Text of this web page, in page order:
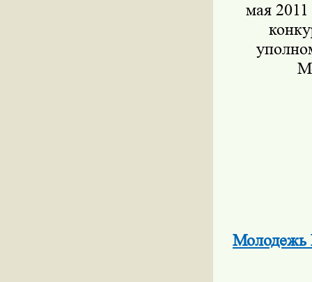
мая
Молодежь